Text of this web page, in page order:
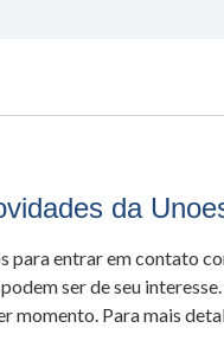
da
para entrar em contato
ser de seu
momento. Para mais